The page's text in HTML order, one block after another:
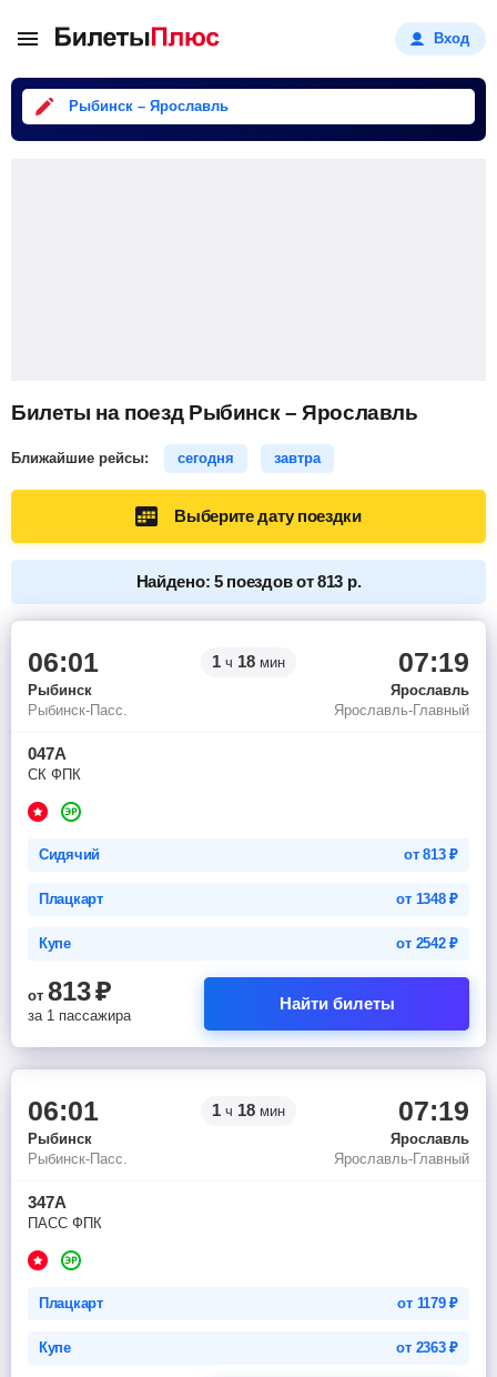
Вход
Рыбинск – Ярославль
Билеты на поезд Рыбинск – Ярославль
Ближайшие рейсы: сегодня завтра
Выберите дату поездки
Найдено: 5 поездов от 813 р.
06:01 1 ч 18 мин 07:19
Рыбинск
Ярославль
Рыбинск-Пасс.
Ярославль-Главный
047А
СК ФПК
Сидячий от813₽
Плацкарт от 1348₽
Купе от 2542₽
от 813₽
за 1 пассажира
Найти билеты
06:01 1 ч 18 мин 07:19
Рыбинск
Ярославль
Рыбинск-Пасс.
Ярославль-Главный
347А
ПАСС ФПК
Плацкарт от 1179₽
Купе от 2363₽